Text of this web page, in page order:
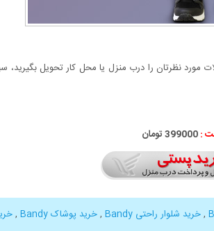
نظرتان را درب منزل یا محل کار تحویل بگیرید،
:399000 تومان
,خرید شلوار راحتی Bandy ,خرید پوشاک Bandy ,